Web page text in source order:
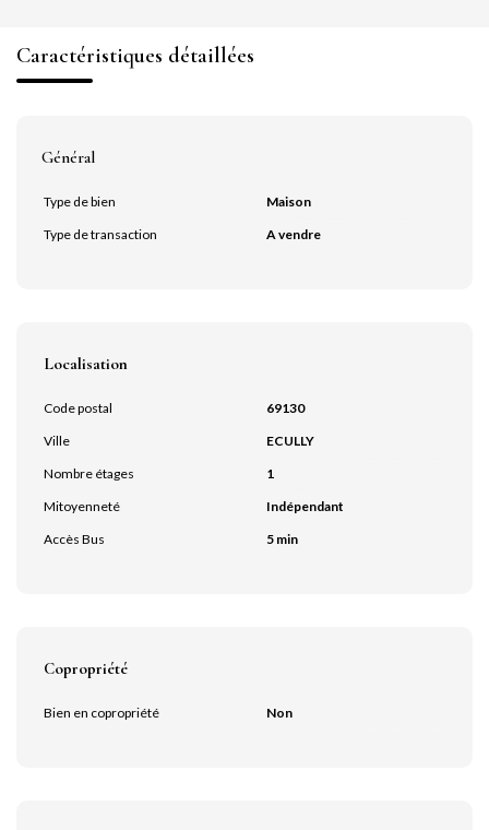
Caractéristiques détaillées
Général
Type de bien
Maison
Type de transaction
A vendre
Localisation
Code postal
69130
Ville
ECULLY
Nombre étages
1
Mitoyenneté
Indépendant
Accès Bus
5 min
Copropriété
Bien en copropriété Non